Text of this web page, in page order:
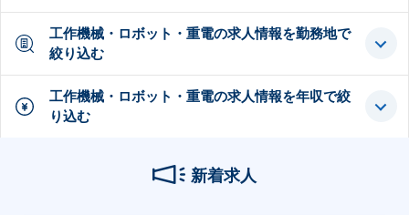
工作機械・ロボット・重電の求人情報を勤務地で
絞り込む
工作機械・ロボット・重電の求人情報を年収で絞
り込む
新着求人